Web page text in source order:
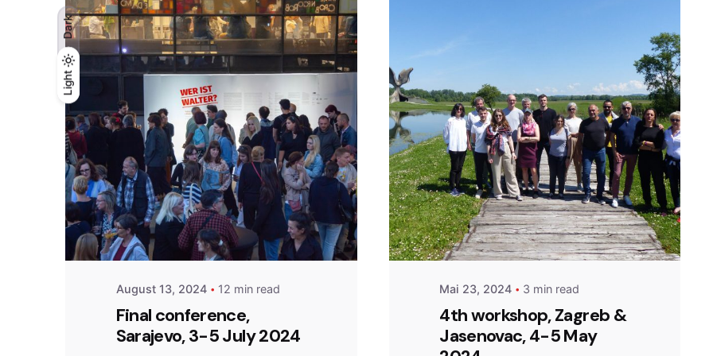
Light
Dark
Light
Dark
Posted by
admin
August 13, 2024 12 min read
Final conference,
Sarajevo, 3-5 July 2024
Posted by
admin
Mai 23, 2024 3 min read
4th workshop, Zagreb &
Jasenovac, 4-5 May